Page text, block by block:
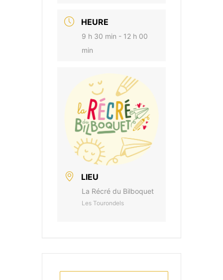
HEURE
9 h 30 min - 12 h 00
min
LIEU
La Récré du Bilboquet
Les Tourondels